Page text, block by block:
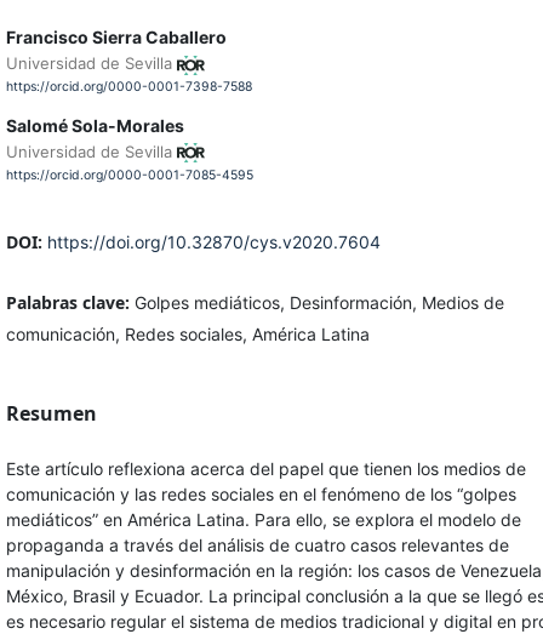
Francisco Sierra Caballero
Universidad de Sevilla
https://orcid.org/0000-0001-7398-7588
Salomé Sola-Morales
Universidad de Sevilla
https://orcid.org/0000-0001-7085-4595
DOI: https://doi.org/10.32870/cys.v2020.7604
Palabras clave: Golpes mediáticos, Desinformación, Medios de
comunicación, Redes sociales, América Latina
Resumen
Este artículo reflexiona acerca del papel que tienen los medios de
comunicación y las redes sociales en el fenómeno de los “golpes
mediáticos” en América Latina. Para ello, se explora el modelo de
propaganda a través del análisis de cuatro casos relevantes de
manipulación y desinformación en la región: los casos de
México, Brasil y Ecuador. La principal conclusión a la que se llegó
es necesario regular el sistema de medios tradicional y digital en